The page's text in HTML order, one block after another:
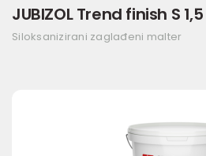
JUBIZOL Trend finish S
Siloksanizirani zaglađeni malter